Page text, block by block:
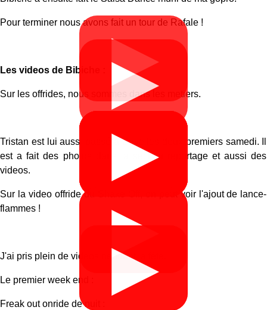
▶
Pour terminer nous avons fait un tour de Rafale !
▶
Les videos de Bibiche :
Sur les offrides, nous sommes dans les metiers.
▶
▶
▶
▶
▶
Tristan est lui aussi passé à Brive les deux premiers samedi. Il
est a fait des photos dans la section reportage et aussi des
videos.
▶
▶
Sur la video offride du Shake Off, on peut voir l'ajout de lance-
flammes !
▶
▶
J'ai pris plein de videos pendant la fête.
Le premier week end :
Freak out onride de nuit :